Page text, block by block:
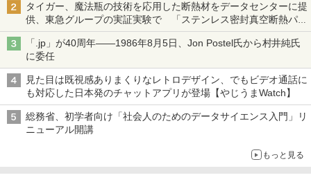
タイガー、魔法瓶の技術を応用した断熱材をデータセンターに提
供、東急グループの実証実験で 「ステンレス密封真空断熱パネ
ル TIVIP」
「.jp」が40周年――1986年8月5日、Jon Postel氏から村井純氏
に委任
見た目は既視感ありまくりなレトロデザイン、でもビデオ通話に
も対応した日本発のチャットアプリが登場【やじうまWatch】
総務省、初学者向け「社会人のためのデータサイエンス入門」リ
ニューアル開講
もっと見る